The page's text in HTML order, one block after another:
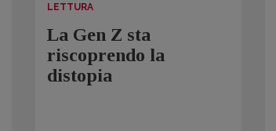
LETTURA
La Gen Z sta
riscoprendo la
distopia